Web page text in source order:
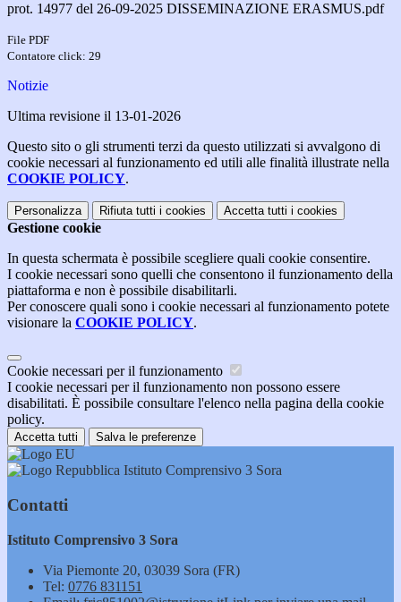
prot. 14977 del 26-09-2025 DISSEMINAZIONE ERASMUS.pdf
File PDF
Contatore click: 29
Notizie
Ultima revisione il 13-01-2026
Questo sito o gli strumenti terzi da questo utilizzati si avvalgono di
cookie necessari al funzionamento ed utili alle finalità illustrate nella
COOKIE POLICY.
Personalizza Rifiuta tutti i cookies Accetta tutti i cookies
Gestione cookie
In questa schermata è possibile scegliere quali cookie consentire.
I cookie necessari sono quelli che consentono il funzionamento della
piattaforma e non è possibile disabilitarli.
Per conoscere quali sono i cookie necessari al funzionamento potete
visionare la COOKIE POLICY.
Cookie necessari per il funzionamento
I cookie necessari per il funzionamento non possono essere
disabilitati. È possibile consultare l'elenco nella pagina della cookie
policy.
Accetta tutti Salva le preferenze
Istituto Comprensivo 3 Sora
Contatti
Istituto Comprensivo 3 Sora
Via Piemonte 20, 03039 Sora (FR)
Tel: 0776 831151